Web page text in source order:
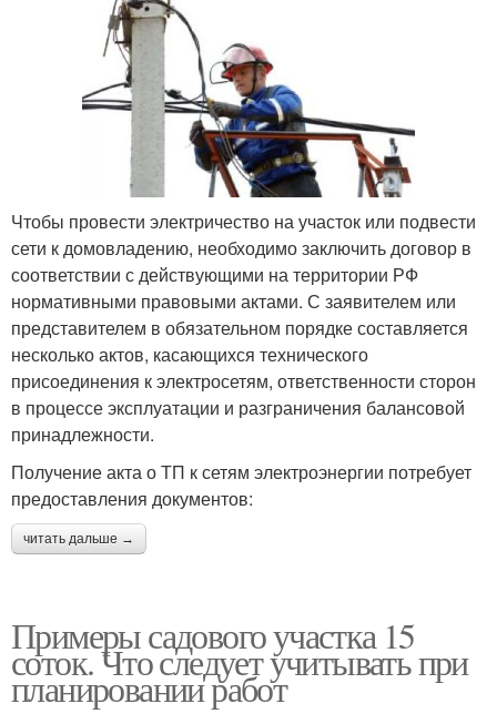
Чтобы провести электричество на участок или подвести
сети к домовладению, необходимо заключить договор в
соответствии с действующими на территории РФ
нормативными правовыми актами. С заявителем или
представителем в обязательном порядке составляется
несколько актов, касающихся технического
присоединения к электросетям, ответственности сторон
в процессе эксплуатации и разграничения балансовой
принадлежности.
Получение акта о ТП к сетям электроэнергии потребует
предоставления документов:
читать дальше →
Примеры садового участка 15
соток. Что следует учитывать при
планировании работ